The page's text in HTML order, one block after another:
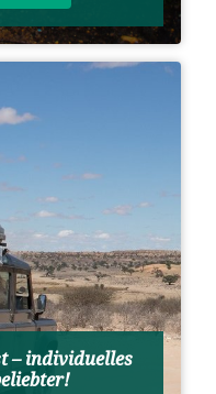
– individuelles